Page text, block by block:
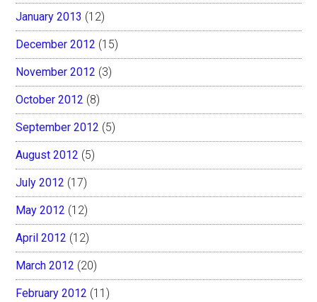
January 2013 (12)
December 2012 (15)
November 2012 (3)
October 2012 (8)
September 2012 (5)
August 2012 (5)
July 2012 (17)
May 2012 (12)
April 2012 (12)
March 2012 (20)
February 2012 (11)